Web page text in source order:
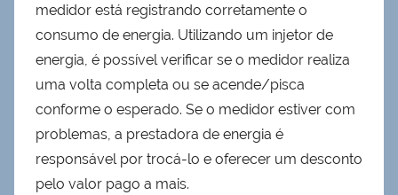
medidor está registrando corretamente o
consumo de energia. Utilizando um injetor de
energia, é possível verificar se o medidor realiza
uma volta completa ou se acende/pisca
conforme o esperado. Se o medidor estiver com
problemas, a prestadora de energia é
responsável por trocá-lo e oferecer um desconto
pelo valor pago a mais.